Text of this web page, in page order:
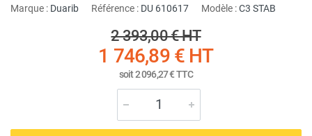
Marque : Duarib Référence : DU 610617 Modèle :C3 STAB
2 393,00 €HT
1 746,89 € HT
soit2 096,27 €TTC